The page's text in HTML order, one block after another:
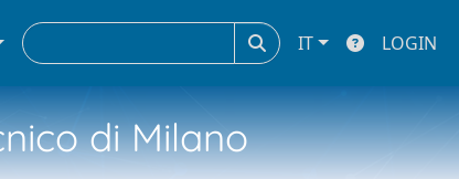
IT LOGIN
di Milano